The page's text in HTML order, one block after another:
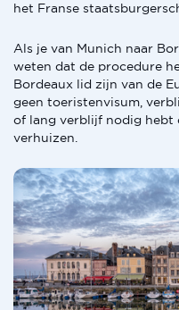
het Franse
Als je van Munich naar
weten dat de procedure
Bordeaux lid zijn van de
geen toeristenvisum,
of lang verblijf nodig hebt
verhuizen.